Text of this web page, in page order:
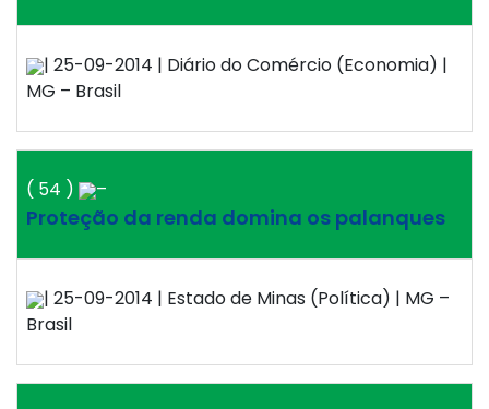
| 25-09-2014 | Diário do Comércio (Economia) |
MG – Brasil
( 54 ) –
Proteção da renda domina os palanques
| 25-09-2014 | Estado de Minas (Política) | MG –
Brasil